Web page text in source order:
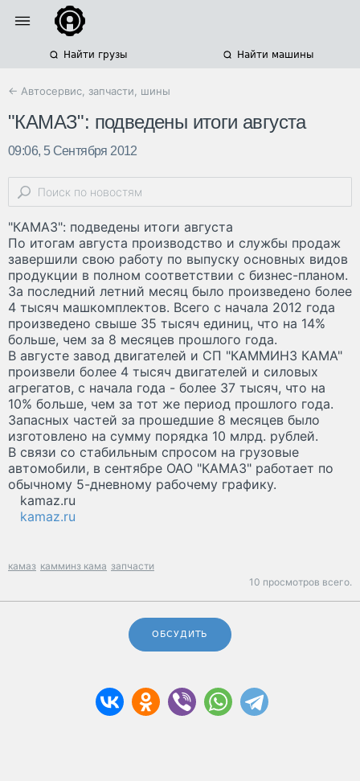
Найти грузы Найти машины
← Автосервис, запчасти, шины
"КАМАЗ": подведены итоги августа
09:06, 5 Сентября 2012
"КАМАЗ": подведены итоги августа
По итогам августа производство и службы продаж
завершили свою работу по выпуску основных видов
продукции в полном соответствии с бизнес-планом.
За последний летний месяц было произведено более
4 тысяч машкомплектов. Всего с начала 2012 года
произведено свыше 35 тысяч единиц, что на 14%
больше, чем за 8 месяцев прошлого года.
В августе завод двигателей и СП "КАММИНЗ КАМА"
произвели более 4 тысяч двигателей и силовых
агрегатов, с начала года - более 37 тысяч, что на
10% больше, чем за тот же период прошлого года.
Запасных частей за прошедшие 8 месяцев было
изготовлено на сумму порядка 10 млрд. рублей.
В связи со стабильным спросом на грузовые
автомобили, в сентябре ОАО "КАМАЗ" работает по
обычному 5-дневному рабочему графику.
kamaz.ru
kamaz.ru
камаз камминз кама запчасти
10 просмотров всего.
ОБСУДИТЬ